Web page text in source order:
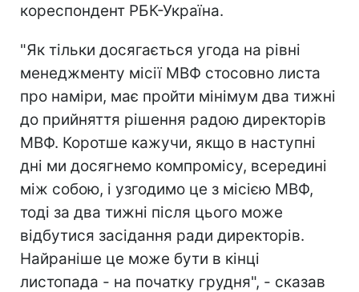
кореспондент РБК-Україна.
"Як тільки досягається угода на рівні
менеджменту місії МВФ стосовно листа
про наміри, має пройти мінімум два тижні
до прийняття рішення радою директорів
МВФ. Коротше кажучи, якщо в наступні
дні ми досягнемо компромісу, всередині
між собою, і узгодимо це з місією МВФ,
тоді за два тижні після цього може
відбутися засідання ради директорів.
Найраніше це може бути в кінці
листопада - на початку грудня", - сказав